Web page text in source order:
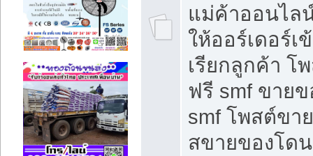
แม่ค้าออนไล
ให้ออร์เดอร์เ
เรียกลูกค้า โ
ฟรี smf ขาย
smf โพสต์ขา
สขายของโด